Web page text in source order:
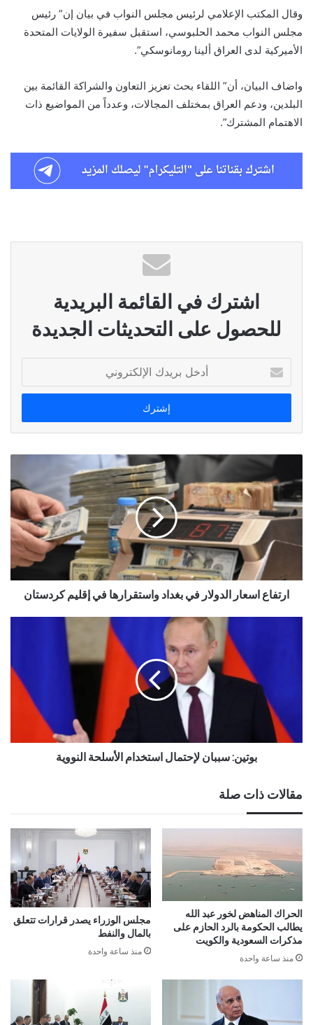
وقال المكتب الإعلامي لرئيس مجلس النواب في بيان إن” رئيس
مجلس النواب محمد الحلبوسي، استقبل سفيرة الولايات المتحدة
الأميركية لدى العراق ألينا رومانوسكي”.
واضاف البيان، أن” اللقاء بحث تعزيز التعاون والشراكة القائمة بين
البلدين، ودعم العراق بمختلف المجالات، وعدداً من المواضيع ذات
الاهتمام المشترك”.
اشترك في القائمة البريدية
للحصول على التحديثات الجديدة
بريدك
الإلكتروني
ارتفاع اسعار الدولار في بغداد واستقرارها في إقليم كردستان
بوتين: سببان لإحتمال استخدام الأسلحة النووية
مقالات ذات صلة
الحراك المناهض لخور عبد الله
يطالب الحكومة بالرد الحازم على
مذكرات السعودية والكويت
منذ ساعة واحدة
مجلس الوزراء يصدر قرارات تتعلق
بالمال والنفط
منذ ساعة واحدة